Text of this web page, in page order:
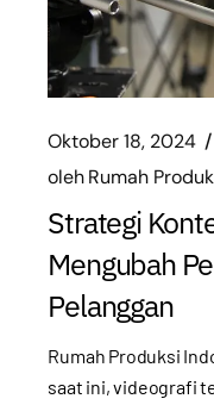
Oktober 18, 2024
olehRumah
Strategi
Mengubah
Pelanggan
Rumah Produksi
saat ini, videografi